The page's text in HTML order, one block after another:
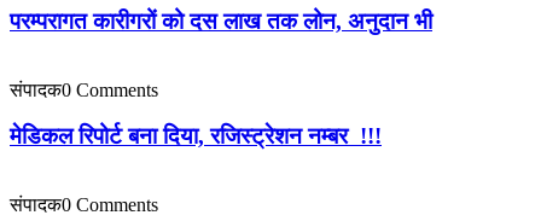
परम्परागत कारीगरों को दस लाख तक लोन, अनुदान भी
संपादक0 Comments
मेडिकल रिपोर्ट बना दिया, रजिस्ट्रेशन नम्बर !!!
संपादक0 Comments